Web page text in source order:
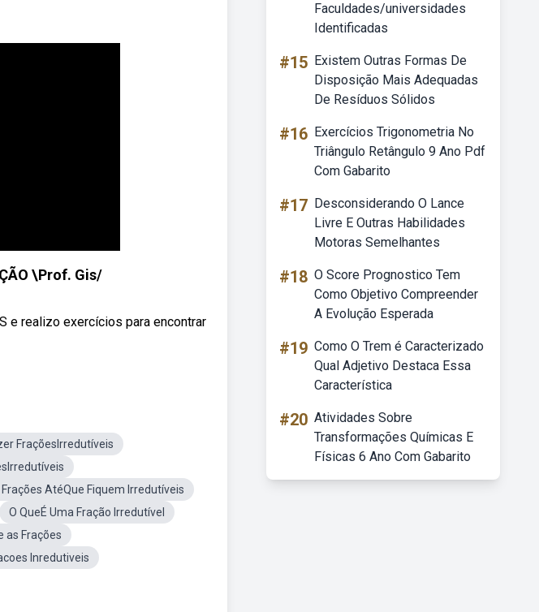
\Prof. Gis/
e realizo exercícios para encontrar
FraçõesIrredutíveis
AtéQue Fiquem Irredutíveis
O QueÉ Uma Fração Irredutível
as Frações
Inredutiveis
Faculdades/universidades
Identificadas
#15 Existem Outras Formas De
Disposição Mais Adequadas
De Resíduos Sólidos
#16 Exercícios Trigonometria No
Triângulo Retângulo 9 Ano Pdf
Com Gabarito
#17 Desconsiderando O Lance
Livre E Outras Habilidades
Motoras Semelhantes
#18 O Score Prognostico Tem
Como Objetivo Compreender
A Evolução Esperada
#19 Como O Trem é Caracterizado
Qual Adjetivo Destaca Essa
Característica
#20 Atividades Sobre
Transformações Químicas E
Físicas 6 Ano Com Gabarito